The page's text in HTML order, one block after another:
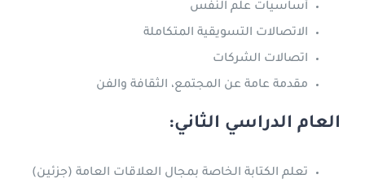
أساسيات علم النفس
الاتصالات التسويقية المتكاملة
اتصالات الشركات
مقدمة عامة عن المجتمع، الثقافة والفن
العام الدراسي الثاني:
تعلم الكتابة الخاصة بمجال العلاقات العامة (جزئين)